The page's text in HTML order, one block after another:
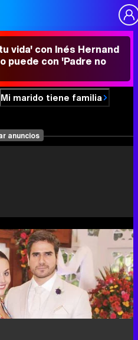
vida' con Inés Hernand
puede con 'Padre no
Mi marido tiene familia
anuncios